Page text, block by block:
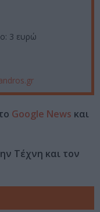
3 ευρώ
Google News και
Τέχνη και τον